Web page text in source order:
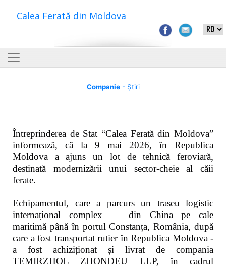
Calea Ferată din Moldova
Companie- Știri
Întreprinderea de Stat “Calea Ferată din Moldova”
informează, că la 9 mai 2026, în Republica
Moldova a ajuns un lot de tehnică feroviară,
destinată modernizării unui sector-cheie al căii
ferate.
Echipamentul, care a parcurs un traseu logistic
internațional complex — din China pe cale
maritimă până în portul Constanța, România, după
care a fost transportat rutier în Republica Moldova -
a fost achiziționat și livrat de compania
TEMIRZHOL ZHONDEU LLP, în cadrul